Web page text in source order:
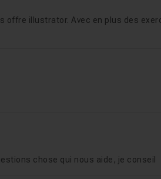
offre illustrator. Avec en plus des
chose qui nous aide, je conseil